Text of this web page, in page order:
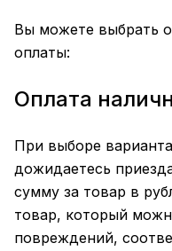
Вы можете выбрать
оплаты:
Оплата
При выборе
дожидаетесь
сумму за товар в
товар, который
повреждений,